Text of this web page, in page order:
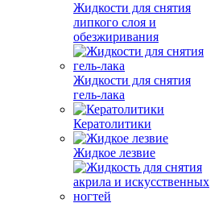
Жидкости для снятия
липкого слоя и
обезжиривания
Жидкости для снятия
гель-лака
Кератолитики
Жидкое лезвие